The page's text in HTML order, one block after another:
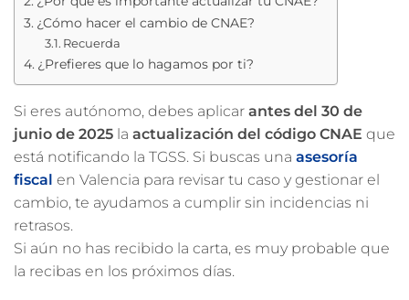
¿Cómo hacer el cambio de CNAE?
Recuerda
¿Prefieres que lo hagamos por ti?
Si eres autónomo, debes aplicar antes del 30 de
junio de 2025 la actualización del código CNAE que
está notificando la TGSS. Si buscas una asesoría
fiscal en Valencia para revisar tu caso y gestionar el
cambio, te ayudamos a cumplir sin incidencias ni
retrasos.
Si aún no has recibido la carta, es muy probable que
la recibas en los próximos días.